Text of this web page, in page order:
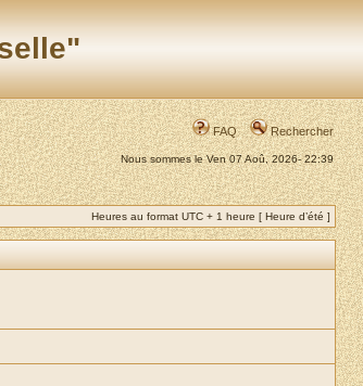
FAQ Rechercher
Nous sommes le Ven 07 Aoû, 2026- 22:39
Heures au format UTC + 1 heure [ Heure d’été ]